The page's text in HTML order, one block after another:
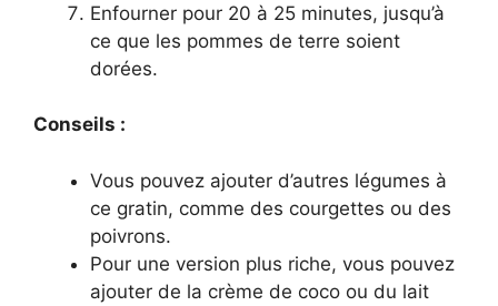
Enfourner pour 20 à 25 minutes, jusqu’à
ce que les pommes de terre soient
dorées.
Conseils :
Vous pouvez ajouter d’autres légumes à
ce gratin, comme des courgettes ou des
poivrons.
Pour une version plus riche, vous pouvez
ajouter de la crème de coco ou du lait